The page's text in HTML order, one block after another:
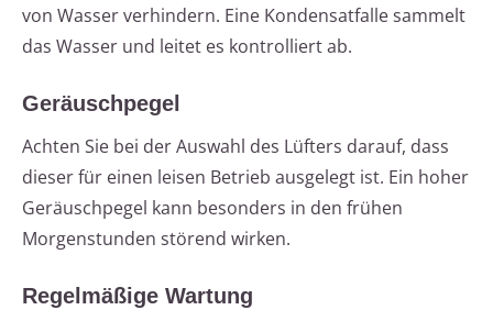
von Wasser verhindern. Eine Kondensatfalle sammelt
das Wasser und leitet es kontrolliert ab.
Geräuschpegel
Achten Sie bei der Auswahl des Lüfters darauf, dass
dieser für einen leisen Betrieb ausgelegt ist. Ein hoher
Geräuschpegel kann besonders in den frühen
Morgenstunden störend wirken.
Regelmäßige Wartung